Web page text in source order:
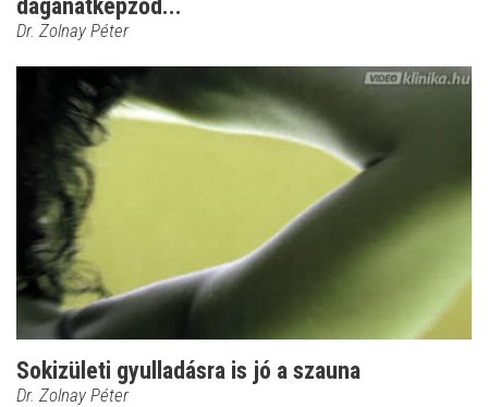
daganatképződ...
Dr. Zolnay Péter
Sokizületi gyulladásra is jó a szauna
Dr. Zolnay Péter